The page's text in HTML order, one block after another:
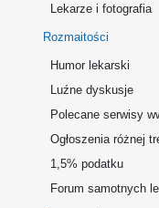
Lekarze i fotografia
Rozmaitości
Humor lekarski
Luźne dyskusje
Polecane serwisy
Ogłoszenia różnej
1,5% podatku
Forum samotnych